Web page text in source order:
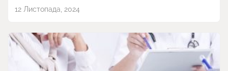
12 Листопада, 2024